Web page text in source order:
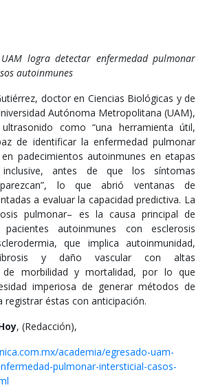
logra detectar enfermedad pulmonar
autoinmunes
doctor en Ciencias Biológicas y de
Autónoma Metropolitana (UAM),
como “una herramienta útil,
de identificar la enfermedad pulmonar
padecimientos autoinmunes en etapas
antes de que los síntomas
lo que abrió ventanas de
a evaluar la capacidad predictiva. La
pulmonar– es la causa principal de
autoinmunes con esclerosis
que implica autoinmunidad,
y daño vascular con altas
de morbilidad y mortalidad, por lo que
imperiosa de generar métodos de
registrar éstas con anticipación.
, (Redacción),
academia/egresado-uam-
pulmonar-intersticial-casos-